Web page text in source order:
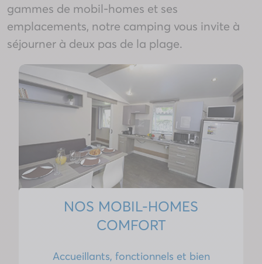
gammes de mobil-homes et ses
emplacements, notre camping vous invite à
séjourner à deux pas de la plage.
NOS MOBIL-HOMES
COMFORT
Accueillants, fonctionnels et bien